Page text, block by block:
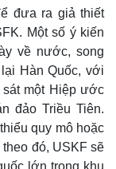
đưa ra giả thiết
Một số ý kiến
về nước, song
Hàn Quốc, với
sát một Hiệp ước
đảo Triều Tiên.
quy mô hoặc
đó, USKF sẽ
lớn trong khu